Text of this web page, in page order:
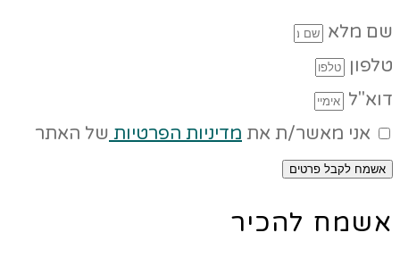
שם מלא
טלפון
דוא"ל
אני מאשר/ת את מדיניות הפרטיות של האתר
אשמח לקבל פרטים
אשמח להכיר